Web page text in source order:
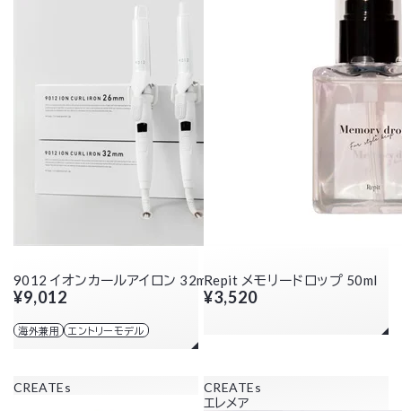
9012 イオンカールアイロン 32mm
¥9,012
海外兼用 エントリーモデル
Repit メモリードロップ 50ml
¥3,520
CREATEs
CREATEs
エレメア